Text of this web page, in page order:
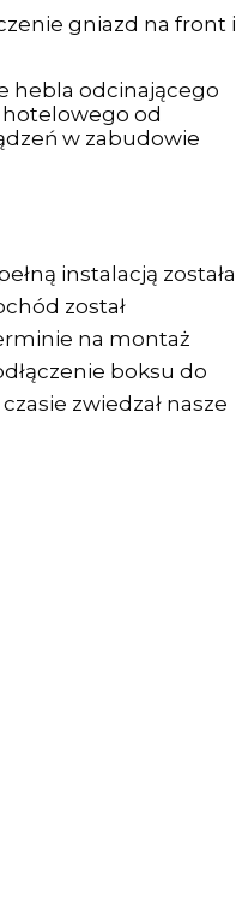
gniazd na front i
hebla odcinającego
od
w zabudowie
instalacją została
został
na montaż
boksu do
zwiedzał nasze